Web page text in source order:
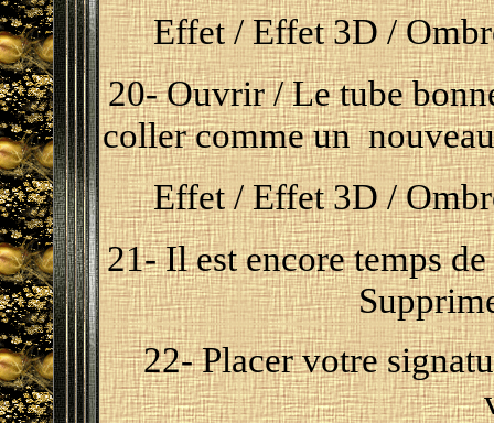
Effet / Effet 3D /
20- Ouvrir / Le tube
coller comme un
Effet / Effet 3D /
21-Il est encore temps de
22-Placer votre